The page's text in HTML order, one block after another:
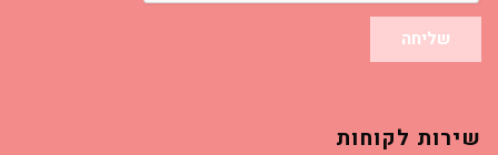
שליחה
שירות לקוחות